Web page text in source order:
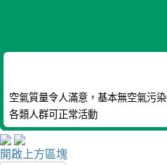
空氣質量令人滿意，基本無空氣污染
各類人群可正常活動
開啟上方區塊